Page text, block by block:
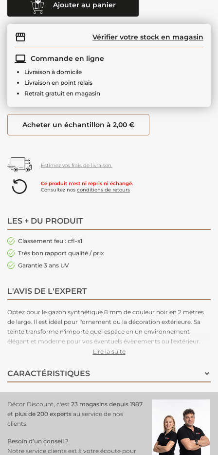
Ajouter au panier
Vérifier votre stock en magasin
Commande en ligne
Livraison à domicile
Livraison en point relais
Retrait gratuit en magasin
Acheter un échantillon à 2,00 €
Estimez vos frais de livraison.
Ce produit n'est ni repris ni échangé.
Consultez nos conditions de retours
LES + DU PRODUIT
Classement feu : cfl-s1
Très bon rapport qualité / prix
Garantie 3 ans UV
L'AVIS DE L'EXPERT
Optez pour le gazon synthétique 8 mm de couleur noir en 2 mètres
de large. Il est idéal pour l'ornement ou la décoration extérieure. Sa
teinte transforme n'importe quel espace en un environnement
élégant et moderne pour vos éventuels évènements ou l'extérieur.
Il existe en 2 et 4 mètres de large. Ignifuge grâce à son classement feu
rouleau de 60 m².
Lire la suite
CARACTÉRISTIQUES
Décor Discount, c'est 23 magasins depuis 1987
et plus de 200 experts au service de nos
clients.
Besoin d’un conseil ?
Notre service clients est à votre écoute pour